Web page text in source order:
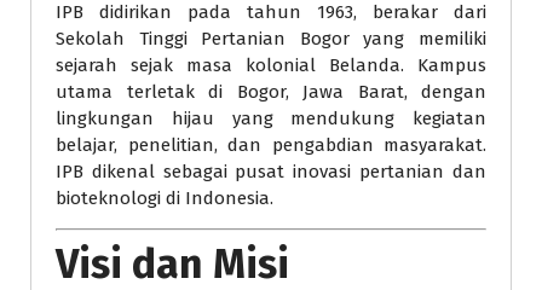
IPB didirikan pada tahun 1963, berakar dari
Sekolah Tinggi Pertanian Bogor yang memiliki
sejarah sejak masa kolonial Belanda. Kampus
utama terletak di Bogor, Jawa Barat, dengan
lingkungan hijau yang mendukung kegiatan
belajar, penelitian, dan pengabdian masyarakat.
IPB dikenal sebagai pusat inovasi pertanian dan
bioteknologi di Indonesia.
Visi dan Misi